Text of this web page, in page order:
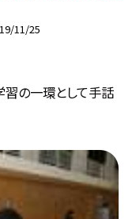
11/25
習の一環として手話